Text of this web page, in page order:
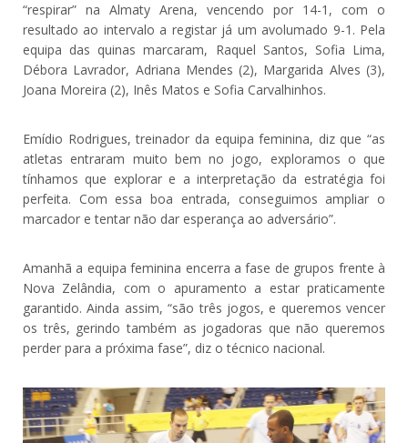
“respirar” na Almaty Arena, vencendo por 14-1, com o
resultado ao intervalo a registar já um avolumado 9-1. Pela
equipa das quinas marcaram, Raquel Santos, Sofia Lima,
Débora Lavrador, Adriana Mendes (2), Margarida Alves (3),
Joana Moreira (2), Inês Matos e Sofia Carvalhinhos.
Emídio Rodrigues, treinador da equipa feminina, diz que “as
atletas entraram muito bem no jogo, exploramos o que
tínhamos que explorar e a interpretação da estratégia foi
perfeita. Com essa boa entrada, conseguimos ampliar o
marcador e tentar não dar esperança ao adversário”.
Amanhã a equipa feminina encerra a fase de grupos frente à
Nova Zelândia, com o apuramento a estar praticamente
garantido. Ainda assim, “são três jogos, e queremos vencer
os três, gerindo também as jogadoras que não queremos
perder para a próxima fase”, diz o técnico nacional.